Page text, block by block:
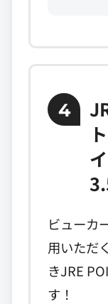
4
ビューカ
用いただ
きJRE
す！